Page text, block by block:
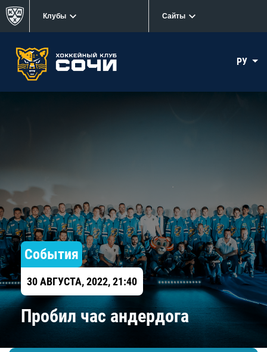
Клубы Сайты
РУ
События
30 АВГУСТА, 2022, 21:40
Пробил час андердога